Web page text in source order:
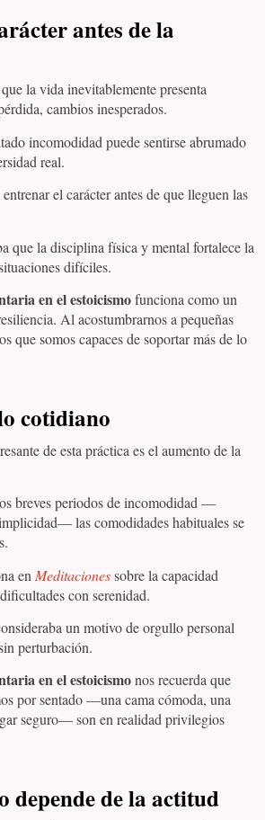
antes de la
la vida inevitablemente presenta
cambios inesperados.
incomodidad puede sentirse abrumado
real.
el carácter antes de que lleguen las
que la disciplina física y mental fortalece la
difíciles.
en el estoicismofunciona como un
Al acostumbrarnos a pequeñas
que somos capaces de soportar más de lo
cotidiano
de esta práctica es el aumento de la
breves periodos de incomodidad —
las comodidades habituales se
en Meditacionessobre la capacidad
con serenidad.
un motivo de orgullo personal
perturbación.
en el estoicismonos recuerda que
por sentado —una cama cómoda, una
seguro— son en realidad privilegios
depende de la actitud